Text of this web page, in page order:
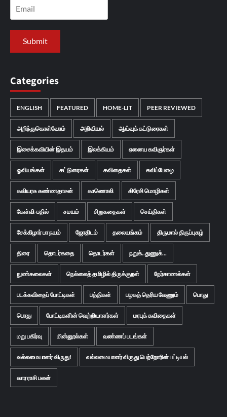
Categories
ENGLISH FEATURED HOME-LIT PEER REVIEWED
அறிந்துகொள்வோம் அறிவியல் ஆய்வுக் கட்டுரைகள்
இசைக்கவியின் இதயம் இலக்கியம் ஏனைய கவிஞர்கள்
ஓவியங்கள் கட்டுரைகள் கவிதைகள் கவிப்பேழை
கவியரசு கண்ணதாசன் காணொலி கிரேசி மொழிகள்
கேள்வி-பதில் சமயம் சிறுகதைகள் செய்திகள்
சேக்கிழார் பா நயம் ஜோதிடம் தலையங்கம் திருமால் திருப்புகழ்
திரை தொடர்கதை தொடர்கள் நறுக்..துணுக்...
நுண்கலைகள் நெல்லைத் தமிழில் திருக்குறள் நேர்காணல்கள்
படக்கவிதைப் போட்டிகள் பத்திகள் பழகத் தெரிய வேணும் பொது
பொது போட்டிகளின் வெற்றியாளர்கள் மரபுக் கவிதைகள்
மறு பகிர்வு மின்னூல்கள் வண்ணப் படங்கள்
வல்லமையாளர் விருது! வல்லமையாளர் விருது பெற்றோரின் பட்டியல்
வார ராசி பலன்